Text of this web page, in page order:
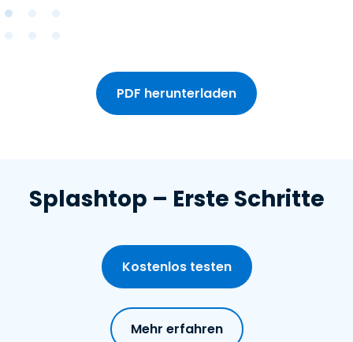
PDF herunterladen
Splashtop – Erste Schritte
Kostenlos testen
Mehr erfahren